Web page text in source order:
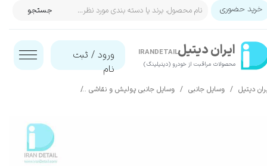
ایران‌ دیتیل
محصولات مراقبت از خودرو (دیتیلینگ)​​​​​​​
IRANDETAIL ورود / ثبت
نام
حساب کاربری من
تغییر گذر واژه
جستجو خرید حضوری
دیتیل وسایل جانبی وسایل جانبی پولیش و نقاشی